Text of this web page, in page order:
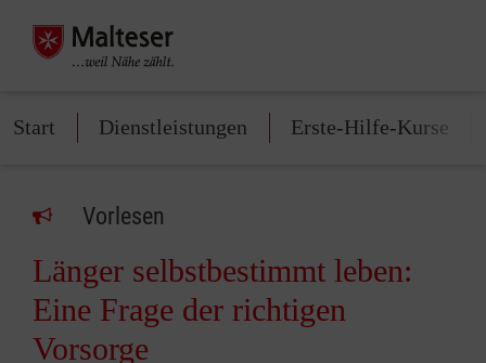
Start Dienstleistungen Erste-Hilfe-Kurse
Vorlesen
Länger selbstbestimmt leben:
Eine Frage der richtigen
Vorsorge